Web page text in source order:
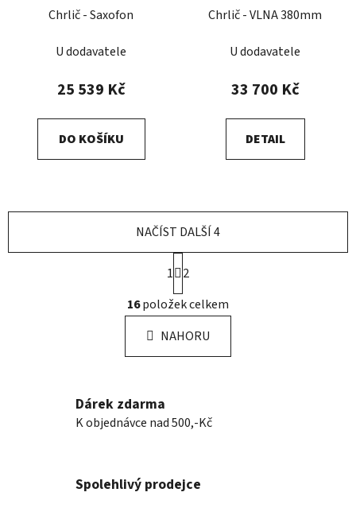
Chrlič - Saxofon
U dodavatele
25 539 Kč
DO KOŠÍKU
Chrlič - VLNA 380mm
U dodavatele
33 700 Kč
DETAIL
O
v
l
á
d
í
p
k
NAČÍST DALŠÍ 4
S
t
r
á
n
k
1
2
16položek celkem
NAHORU
Dárek zdarma
K objednávce nad 500,-Kč
Spolehlivý prodejce